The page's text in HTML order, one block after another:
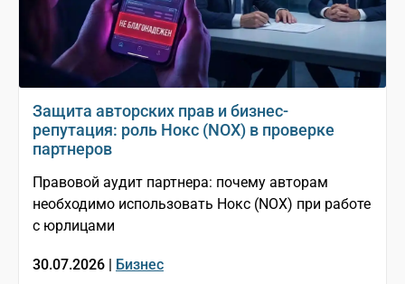
Защита авторских прав и бизнес-
репутация: роль Нокс (NOX) в проверке
партнеров
Правовой аудит партнера: почему авторам
необходимо использовать Нокс (NOX) при работе
с юрлицами
30.07.2026 | Бизнес